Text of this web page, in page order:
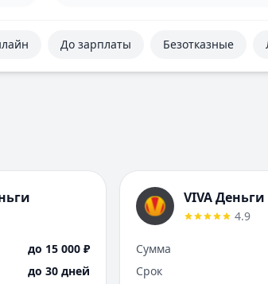
До зарплаты Безотказные
до 15 000 ₽
до 30 дней
VIVA Деньги
4.9
Сумма
Срок